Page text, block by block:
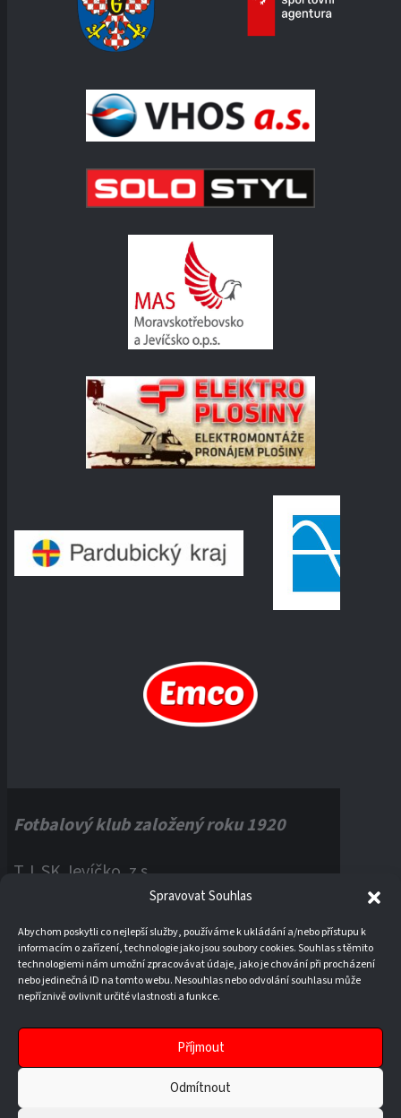
Spravovat Souhlas
Abychom poskytli co nejlepší služby, používáme k ukládání a/nebo přístupu k
informacím o zařízení, technologie jako jsou soubory cookies. Souhlas s těmito
technologiemi nám umožní zpracovávat údaje, jako je chování při procházení
nebo jedinečná ID na tomto webu. Nesouhlas nebo odvolání souhlasu může
nepříznivě ovlivnit určité vlastnosti a funkce.
Příjmout
Odmítnout
Fotbalový klub založený roku 1920
T.J. SK Jevíčko, z.s.
IČO:60121670